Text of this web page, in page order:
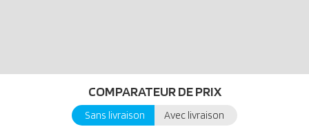
COMPARATEUR DE PRIX
Sans livraison Avec livraison